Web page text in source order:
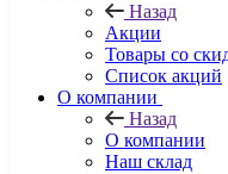
Назад
Акции
Товары со
Список акций
О компании
Назад
О компании
Наш склад